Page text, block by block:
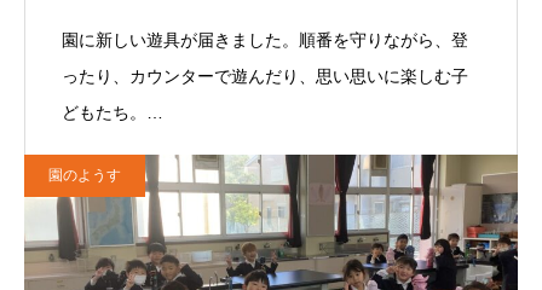
園に新しい遊具が届きました。順番を守りながら、登
ったり、カウンターで遊んだり、思い思いに楽しむ子
どもたち。…
園のようす